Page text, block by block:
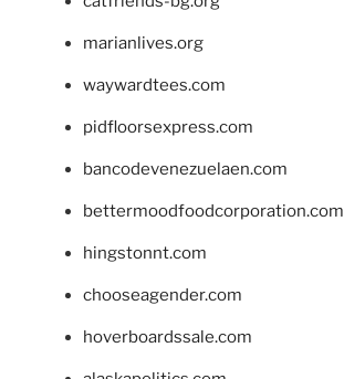
marianlives.org
waywardtees.com
pidfloorsexpress.com
bancodevenezuelaen.com
bettermoodfoodcorporation.com
hingstonnt.com
chooseagender.com
hoverboardssale.com